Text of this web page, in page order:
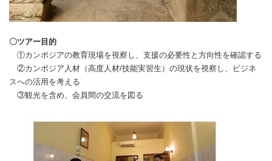
〇ツアー目的
①カンボジアの教育現場を視察し、支援の必要性と方向性を確認する
②カンボジア人材（高度人材/技能実習生）の現状を視察し、ビジネ
スへの活用を考える
③観光を含め、会員間の交流を図る